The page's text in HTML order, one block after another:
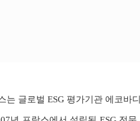
는 글로벌 ESG 평가기관 에코바